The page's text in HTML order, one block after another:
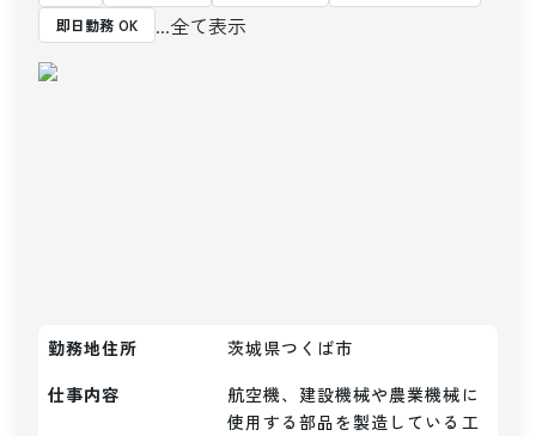
即日勤務 OK
...全て表示
勤務地住所
茨城県つくば市
仕事内容
航空機、建設機械や農業機械に
使用する部品を製造している工